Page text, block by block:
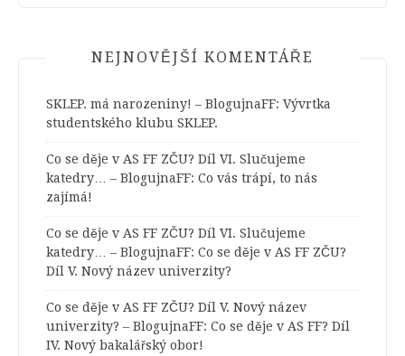
NEJNOVĚJŠÍ KOMENTÁŘE
SKLEP. má narozeniny! – BlogujnaFF: Vývrtka
studentského klubu SKLEP.
Co se děje v AS FF ZČU? Díl VI. Slučujeme
katedry… – BlogujnaFF: Co vás trápí, to nás
zajímá!
Co se děje v AS FF ZČU? Díl VI. Slučujeme
katedry… – BlogujnaFF: Co se děje v AS FF ZČU?
Díl V. Nový název univerzity?
Co se děje v AS FF ZČU? Díl V. Nový název
univerzity? – BlogujnaFF: Co se děje v AS FF? Díl
IV. Nový bakalářský obor!